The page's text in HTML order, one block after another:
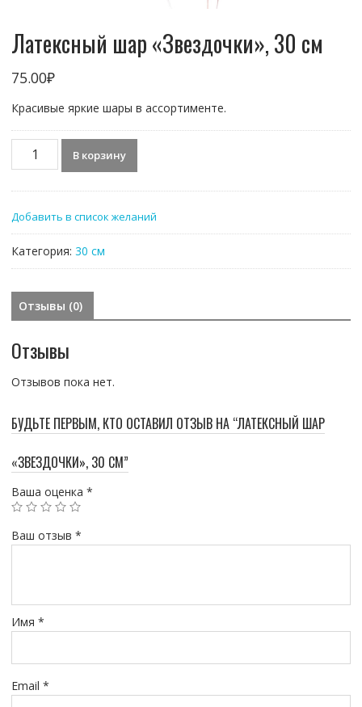
Латексный шар «Звездочки», 30 см
75.00₽
Красивые яркие шары в ассортименте.
Количество
товара
«Звездочки»,
30
см
В корзину
Добавить в список желаний
Категория: 30 см
Отзывы (0)
Отзывы
Отзывов пока нет.
БУДЬТЕ ПЕРВЫМ, КТО ОСТАВИЛ ОТЗЫВ НА “ЛАТЕКСНЫЙ ШАР
«ЗВЕЗДОЧКИ», 30 СМ”
Ваша оценка *
Ваш отзыв *
Имя *
Email *